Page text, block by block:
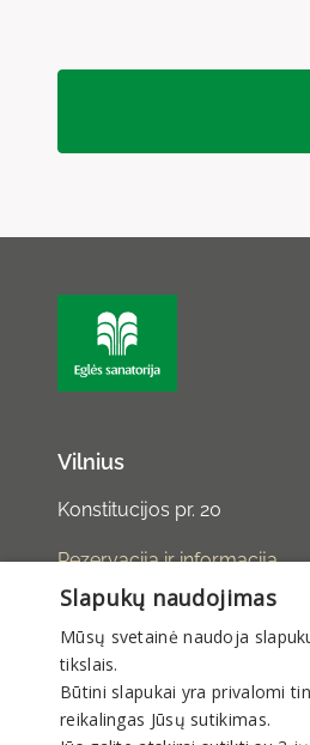
Vilnius
Konstitucijos pr. 20
Rezervacija ir informacija
rezervacija@sanatorija.lt
+37031360220
I-V 8:00-20:00
VI 9:00-14:00
Slapukų naudojimas
Mūsų svetainė naudoja
tikslais.
Būtini slapukai yra privalomi
reikalingas Jūsų sutikimas.